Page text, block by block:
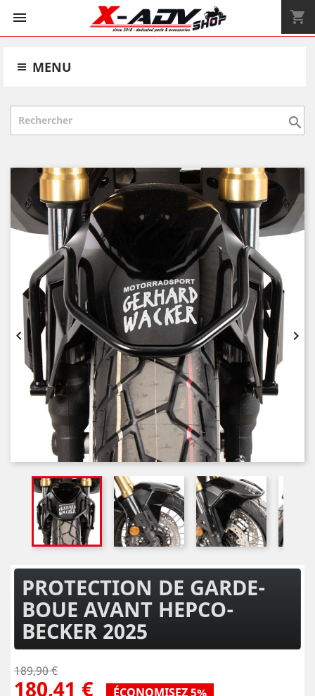
 shopping_cart
MENU

 
PROTECTION DE GARDE-
BOUE AVANT HEPCO-
BECKER 2025
189,90 €
180,41 € ÉCONOMISEZ 5%